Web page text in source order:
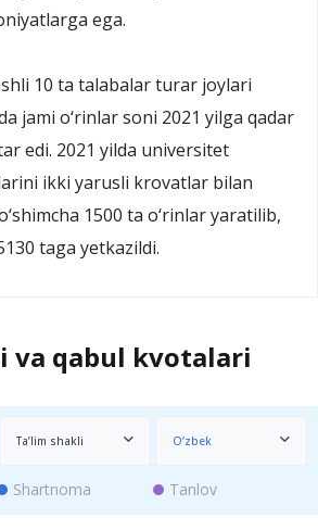
ega.
10 ta talabalar turar joylari
jami o‘rinlar soni 2021 yilga qadar
edi. 2021 yilda universitet
ikki yarusli krovatlar bilan
1500 ta o‘rinlar yaratilib,
taga yetkazildi.
va qabul kvotalari
Ta’lim shakli O‘zbek
Shartnoma Tanlov